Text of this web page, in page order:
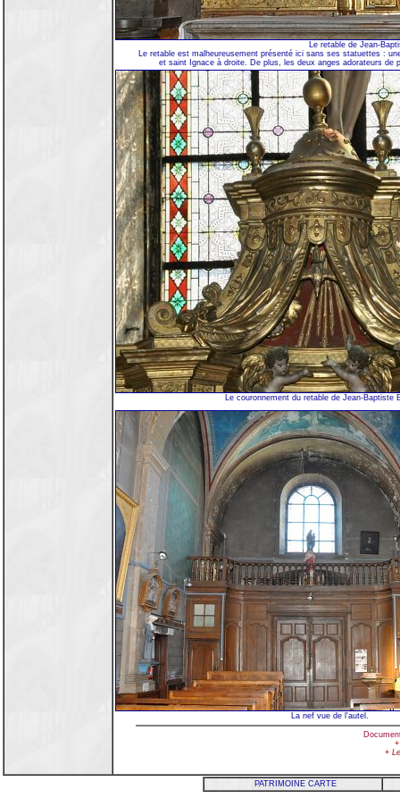
Le retable de Jean-
Le retable est malheureusement présenté ici sans ses statuettes :
et saint Ignace à droite. De plus, les deux anges adorateurs de
Le couronnement du retable de Jean-Baptiste
La nef vue de l'autel.
+
PATRIMOINE CARTE